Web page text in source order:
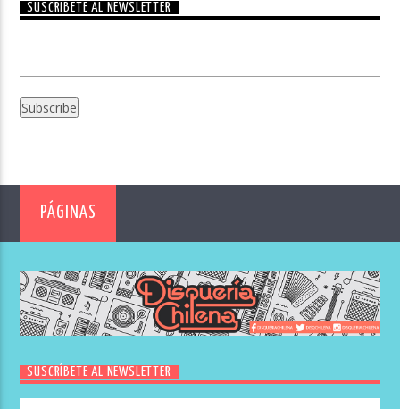
SUSCRÍBETE AL NEWSLETTER
PÁGINAS
SUSCRÍBETE AL NEWSLETTER